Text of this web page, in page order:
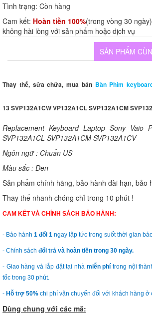
Tình trạng: Còn hàng
Cam kết: Hoàn tiền 100%(trong vòng 30
không hài lòng với sản phẩm hoặc dịch vụ
SẢN PHẨM
Thay thế, sửa chữa, mua bán Bàn Phím
13 SVP132A1CW VP132A1CL SVP132A1CM
Replacement Keyboard Laptop Sony Vaio
SVP132A1CL SVP132A1CM SVP132A1CV
Ngôn ngữ : Chuẩn US
Màu sắc : Đen
Sản phẩm chính hãng, bảo hành dài hạn, bảo
Thay thế nhanh chóng chỉ trong 10 phút !
CAM KẾT VÀ CHÍNH SÁCH BẢO HÀNH:
- Bảo hành 1 đổi 1 ngay lập tức trong suốt thời gian
- Chính sách đổi trả và hoàn tiền trong 30 ngày.
- Giao hàng và lắp đặt tại nhà miễn phí trong nội
tốc trong 30 phút.
- Hỗ trợ 50% chi phí vận chuyển đối với khách hàng ở
Dùng chung với các mã: